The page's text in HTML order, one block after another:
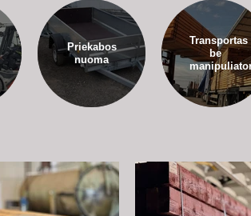
Priekabos
nuoma
Transportas
be